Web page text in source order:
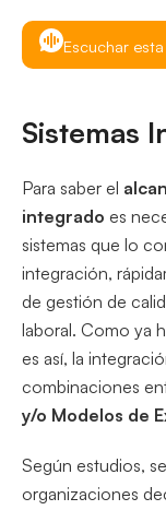
Escuchar
Sistemas
Para saber el
integrado es
sistemas que lo
integración,
de gestión de
laboral. Como ya
es así, la
combinaciones
y/o Modelos de
Según estudios,
organizaciones